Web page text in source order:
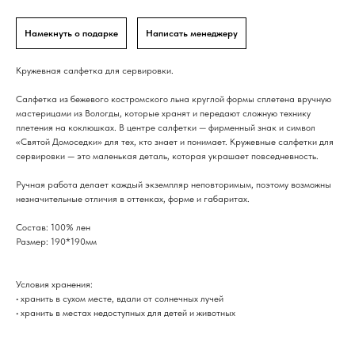
Намекнуть о подарке Написать менеджеру
Кружевная салфетка для сервировки.
Салфетка из бежевого костромского льна круглой формы сплетена вручную
мастерицами из Вологды, которые хранят и передают сложную технику
плетения на коклюшках. В центре салфетки — фирменный знак и символ
«Святой Домоседки» для тех, кто знает и понимает. Кружевные салфетки для
сервировки — это маленькая деталь, которая украшает повседневность.
Ручная работа делает каждый экземпляр неповторимым, поэтому возможны
незначительные отличия в оттенках, форме и габаритах.
Состав: 100% лен
Размер: 190*190мм
Условия хранения:
• хранить в сухом месте, вдали от солнечных лучей
• хранить в местах недоступных для детей и животных